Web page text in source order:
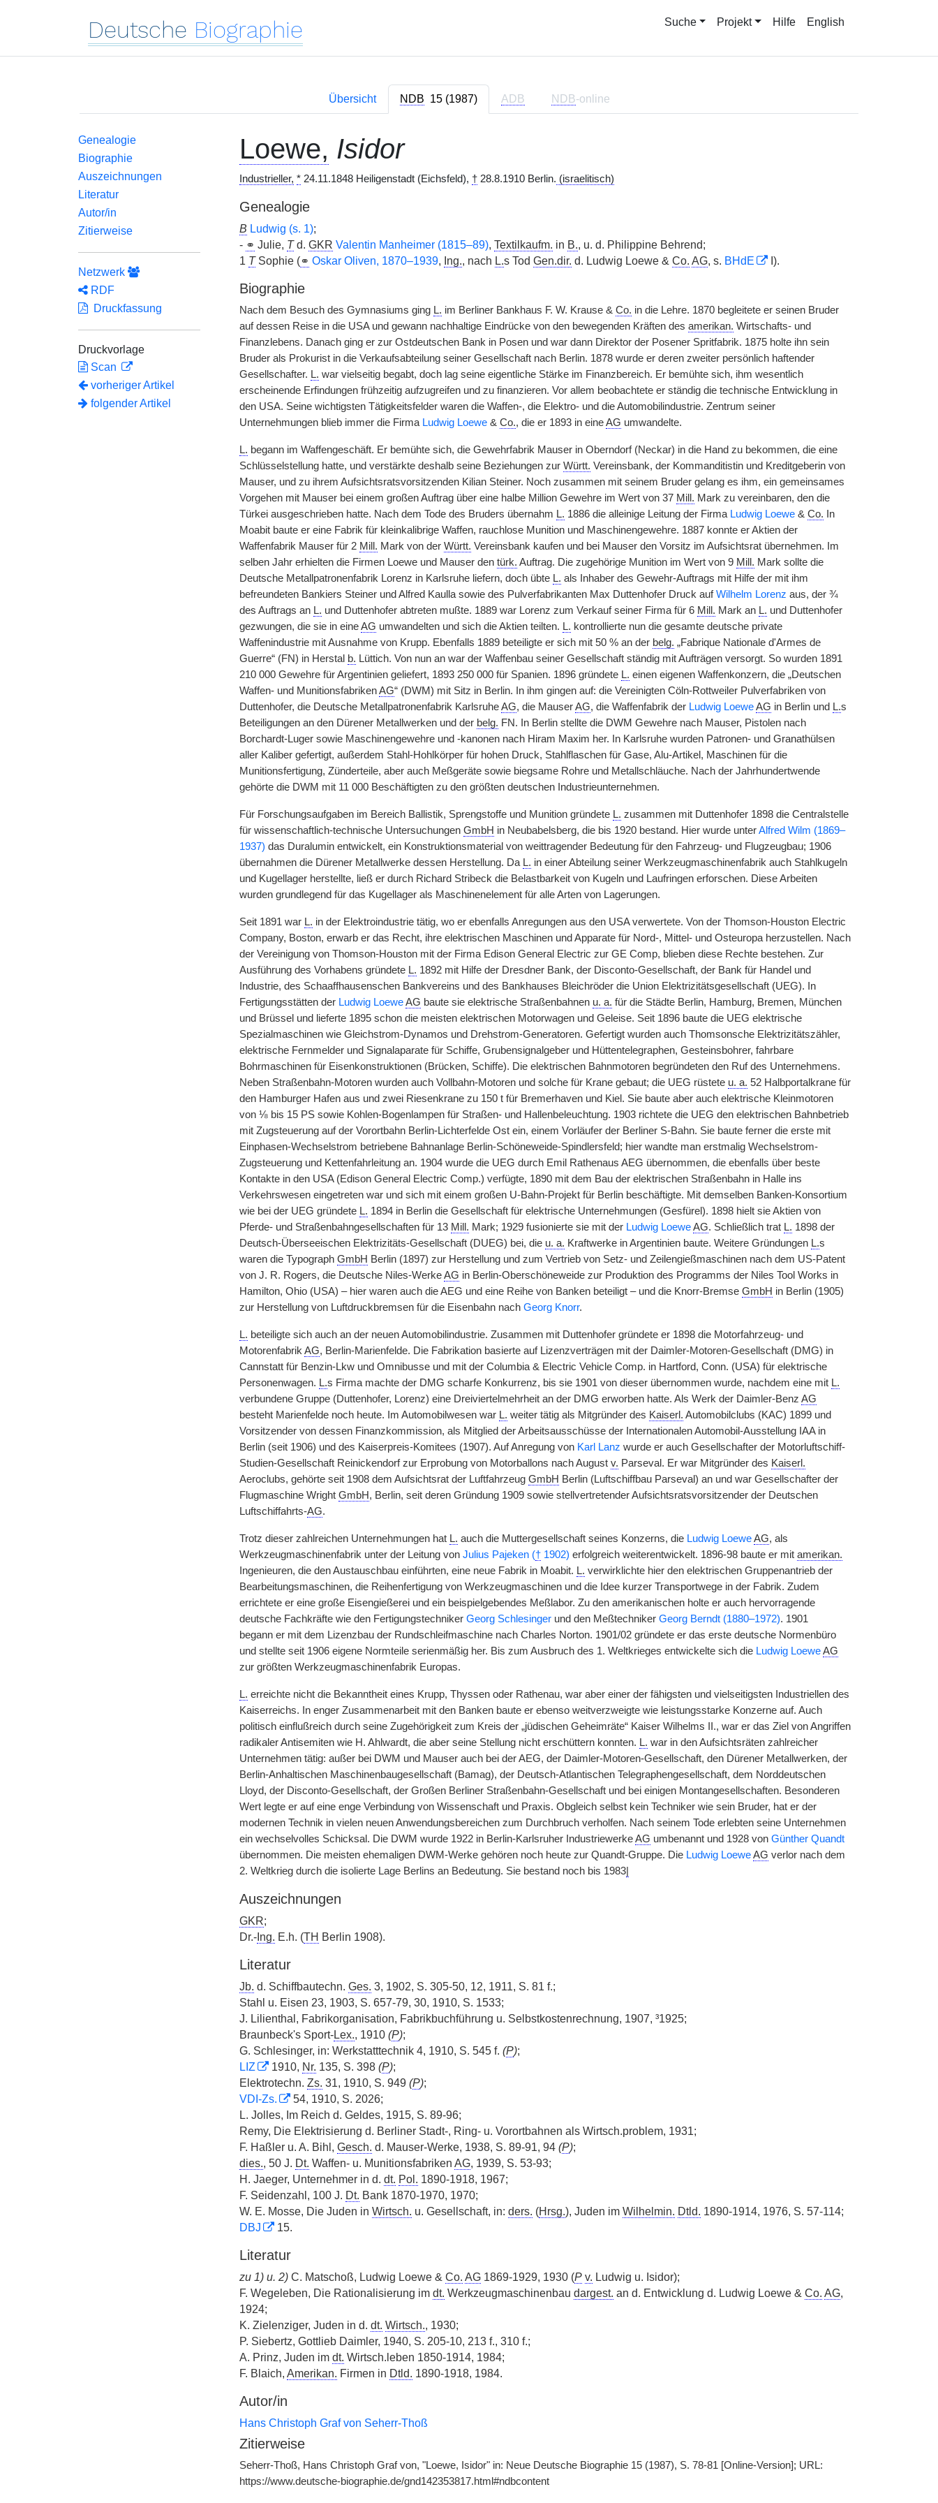
Deutsche Biographie Suche Projekt Hilfe English
Übersicht NDB 15 (1987) ADB NDB-online
Genealogie
Biographie
Auszeichnungen
Literatur
Autor/in
Zitierweise
Netzwerk
RDF
Druckfassung
Druckvorlage
Scan
vorheriger Artikel
folgender Artikel
Loewe, Isidor
Industrieller, *24.11.1848 Heiligenstadt (Eichsfeld), †28.8.1910 Berlin. (israelitisch)
Genealogie
B Ludwig (s. 1);
- ⚭ Julie, Td. GKR Valentin Manheimer (1815–89), Textilkaufm. in B., u. d. Philippine Behrend;
1 TSophie (⚭ Oskar Oliven, 1870–1939, Ing., nach L.s Tod Gen.dir. d. Ludwig Loewe & Co. AG, s. BHdE I).
Biographie
Nach dem Besuch des Gymnasiums ging L. im Berliner Bankhaus F. W. Krause & Co. in die Lehre. 1870 begleitete er seinen Bruder
auf dessen Reise in die USA und gewann nachhaltige Eindrücke von den bewegenden Kräften des amerikan. Wirtschafts- und
Finanzlebens. Danach ging er zur Ostdeutschen Bank in Posen und war dann Direktor der Posener Spritfabrik. 1875 holte ihn sein
Bruder als Prokurist in die Verkaufsabteilung seiner Gesellschaft nach Berlin. 1878 wurde er deren zweiter persönlich haftender
Gesellschafter. L. war vielseitig begabt, doch lag seine eigentliche Stärke im Finanzbereich. Er bemühte sich, ihm wesentlich
erscheinende Erfindungen frühzeitig aufzugreifen und zu finanzieren. Vor allem beobachtete er ständig die technische Entwicklung in
den USA. Seine wichtigsten Tätigkeitsfelder waren die Waffen-, die Elektro- und die Automobilindustrie. Zentrum seiner
Unternehmungen blieb immer die Firma Ludwig Loewe& Co., die er 1893 in eineAG umwandelte.
L. begann im Waffengeschäft. Er bemühte sich, die Gewehrfabrik Mauser in Oberndorf (Neckar) in die Hand zu bekommen, die eine
Schlüsselstellung hatte, und verstärkte deshalb seine Beziehungen zur Württ. Vereinsbank, der Kommanditistin und Kreditgeberin von
Mauser, und zu ihrem Aufsichtsratsvorsitzenden Kilian Steiner. Noch zusammen mit seinem Bruder gelang es ihm, ein gemeinsames
Vorgehen mit Mauser bei einem großen Auftrag über eine halbe Million Gewehre im Wert von 37 Mill. Mark zu vereinbaren, den die
Türkei ausgeschrieben hatte. Nach dem Tode des Bruders übernahm L. 1886 die alleinige Leitung der Firma Ludwig Loewe& Co. In
Moabit baute er eine Fabrik für kleinkalibrige Waffen, rauchlose Munition und Maschinengewehre. 1887 konnte er Aktien der
Waffenfabrik Mauser für 2 Mill. Mark von der Württ. Vereinsbank kaufen und bei Mauser den Vorsitz im Aufsichtsrat übernehmen. Im
selben Jahr erhielten die Firmen Loewe und Mauser den türk. Auftrag. Die zugehörige Munition im Wert von 9 Mill. Mark sollte die
Deutsche Metallpatronenfabrik Lorenz in Karlsruhe liefern, doch übte L. als Inhaber des Gewehr-Auftrags mit Hilfe der mit ihm
befreundeten Bankiers Steiner und Alfred Kaulla sowie des Pulverfabrikanten Max Duttenhofer Druck aufWilhelm Lorenz aus, der ¾
des Auftrags an L. und Duttenhofer abtreten mußte. 1889 war Lorenz zum Verkauf seiner Firma für 6 Mill. Mark an L. und Duttenhofer
gezwungen, die sie in eineAG umwandelten und sich die Aktien teilten. L. kontrollierte nun die gesamte deutsche private
Waffenindustrie mit Ausnahme von Krupp. Ebenfalls 1889 beteiligte er sich mit 50 % an der belg. „Fabrique Nationale d'Armes de
Guerre“ (FN) in Herstal b. Lüttich. Von nun an war der Waffenbau seiner Gesellschaft ständig mit Aufträgen versorgt. So wurden 1891
210 000 Gewehre für Argentinien geliefert, 1893 250 000 für Spanien. 1896 gründete L. einen eigenen Waffenkonzern, die „Deutschen
Waffen- und MunitionsfabrikenAG“ (DWM) mit Sitz in Berlin. In ihm gingen auf: die Vereinigten Cöln-Rottweiler Pulverfabriken von
Duttenhofer, die Deutsche Metallpatronenfabrik KarlsruheAG, die MauserAG, die Waffenfabrik der Ludwig Loewe AG in Berlin und L.s
Beteiligungen an den Dürener Metallwerken und der belg. FN. In Berlin stellte die DWM Gewehre nach Mauser, Pistolen nach
Borchardt-Luger sowie Maschinengewehre und -kanonen nach Hiram Maxim her. In Karlsruhe wurden Patronen- und Granathülsen
aller Kaliber gefertigt, außerdem Stahl-Hohlkörper für hohen Druck, Stahlflaschen für Gase, Alu-Artikel, Maschinen für die
Munitionsfertigung, Zünderteile, aber auch Meßgeräte sowie biegsame Rohre und Metallschläuche. Nach der Jahrhundertwende
gehörte die DWM mit 11 000 Beschäftigten zu den größten deutschen Industrieunternehmen.
Für Forschungsaufgaben im Bereich Ballistik, Sprengstoffe und Munition gründete L. zusammen mit Duttenhofer 1898 die Centralstelle
für wissenschaftlich-technische Untersuchungen GmbH in Neubabelsberg, die bis 1920 bestand. Hier wurde unterAlfred Wilm (1869–
1937) das Duralumin entwickelt, ein Konstruktionsmaterial von weittragender Bedeutung für den Fahrzeug- und Flugzeugbau; 1906
übernahmen die Dürener Metallwerke dessen Herstellung. Da L. in einer Abteilung seiner Werkzeugmaschinenfabrik auch Stahlkugeln
und Kugellager herstellte, ließ er durch Richard Stribeck die Belastbarkeit von Kugeln und Laufringen erforschen. Diese Arbeiten
wurden grundlegend für das Kugellager als Maschinenelement für alle Arten von Lagerungen.
Seit 1891 war L. in der Elektroindustrie tätig, wo er ebenfalls Anregungen aus den USA verwertete. Von der Thomson-Houston Electric
Company, Boston, erwarb er das Recht, ihre elektrischen Maschinen und Apparate für Nord-, Mittel- und Osteuropa herzustellen. Nach
der Vereinigung von Thomson-Houston mit der Firma Edison General Electric zur GE Comp, blieben diese Rechte bestehen. Zur
Ausführung des Vorhabens gründete L. 1892 mit Hilfe der Dresdner Bank, der Disconto-Gesellschaft, der Bank für Handel und
Industrie, des Schaaffhausenschen Bankvereins und des Bankhauses Bleichröder die Union Elektrizitätsgesellschaft (UEG). In
Fertigungsstätten der Ludwig Loewe AG baute sie elektrische Straßenbahnen u. a. für die Städte Berlin, Hamburg, Bremen, München
und Brüssel und lieferte 1895 schon die meisten elektrischen Motorwagen und Geleise. Seit 1896 baute die UEG elektrische
Spezialmaschinen wie Gleichstrom-Dynamos und Drehstrom-Generatoren. Gefertigt wurden auch Thomsonsche Elektrizitätszähler,
elektrische Fernmelder und Signalaparate für Schiffe, Grubensignalgeber und Hüttentelegraphen, Gesteinsbohrer, fahrbare
Bohrmaschinen für Eisenkonstruktionen (Brücken, Schiffe). Die elektrischen Bahnmotoren begründeten den Ruf des Unternehmens.
Neben Straßenbahn-Motoren wurden auch Vollbahn-Motoren und solche für Krane gebaut; die UEG rüstete u. a. 52 Halbportalkrane für
den Hamburger Hafen aus und zwei Riesenkrane zu 150 t für Bremerhaven und Kiel. Sie baute aber auch elektrische Kleinmotoren
von ⅛ bis 15 PS sowie Kohlen-Bogenlampen für Straßen- und Hallenbeleuchtung. 1903 richtete die UEG den elektrischen Bahnbetrieb
mit Zugsteuerung auf der Vorortbahn Berlin-Lichterfelde Ost ein, einem Vorläufer der Berliner S-Bahn. Sie baute ferner die erste mit
Einphasen-Wechselstrom betriebene Bahnanlage Berlin-Schöneweide-Spindlersfeld; hier wandte man erstmalig Wechselstrom-
Zugsteuerung und Kettenfahrleitung an. 1904 wurde die UEG durch Emil Rathenaus AEG übernommen, die ebenfalls über beste
Kontakte in den USA (Edison General Electric Comp.) verfügte, 1890 mit dem Bau der elektrischen Straßenbahn in Halle ins
Verkehrswesen eingetreten war und sich mit einem großen U-Bahn-Projekt für Berlin beschäftigte. Mit demselben Banken-Konsortium
wie bei der UEG gründete L. 1894 in Berlin die Gesellschaft für elektrische Unternehmungen (Gesfürel). 1898 hielt sie Aktien von
Pferde- und Straßenbahngesellschaften für 13 Mill. Mark; 1929 fusionierte sie mit der Ludwig Loewe AG. Schließlich trat L. 1898 der
Deutsch-Überseeischen Elektrizitäts-Gesellschaft (DUEG) bei, die u. a. Kraftwerke in Argentinien baute. Weitere Gründungen L.s
waren die Typograph GmbH Berlin (1897) zur Herstellung und zum Vertrieb von Setz- und Zeilengießmaschinen nach dem US-Patent
von J. R. Rogers, die Deutsche Niles-WerkeAG in Berlin-Oberschöneweide zur Produktion des Programms der Niles Tool Works in
Hamilton, Ohio (USA) – hier waren auch die AEG und eine Reihe von Banken beteiligt – und die Knorr-Bremse GmbH in Berlin (1905)
zur Herstellung von Luftdruckbremsen für die Eisenbahn nach Georg Knorr.
L. beteiligte sich auch an der neuen Automobilindustrie. Zusammen mit Duttenhofer gründete er 1898 die Motorfahrzeug- und
Motorenfabrik AG, Berlin-Marienfelde. Die Fabrikation basierte auf Lizenzverträgen mit der Daimler-Motoren-Gesellschaft (DMG) in
Cannstatt für Benzin-Lkw und Omnibusse und mit der Columbia & Electric Vehicle Comp. in Hartford, Conn. (USA) für elektrische
Personenwagen. L.s Firma machte der DMG scharfe Konkurrenz, bis sie 1901 von dieser übernommen wurde, nachdem eine mit L.
verbundene Gruppe (Duttenhofer, Lorenz) eine Dreiviertelmehrheit an der DMG erworben hatte. Als Werk der Daimler-Benz AG
besteht Marienfelde noch heute. Im Automobilwesen war L. weiter tätig als Mitgründer des Kaiserl. Automobilclubs (KAC) 1899 und
Vorsitzender von dessen Finanzkommission, als Mitglied der Arbeitsausschüsse der Internationalen Automobil-Ausstellung IAA in
Berlin (seit 1906) und des Kaiserpreis-Komitees (1907). Auf Anregung von Karl Lanz wurde er auch Gesellschafter der Motorluftschiff-
Studien-Gesellschaft Reinickendorf zur Erprobung von Motorballons nach August v. Parseval. Er war Mitgründer des Kaiserl.
Aeroclubs, gehörte seit 1908 dem Aufsichtsrat der Luftfahrzeug GmbH Berlin (Luftschiffbau Parseval) an und war Gesellschafter der
Flugmaschine Wright GmbH, Berlin, seit deren Gründung 1909 sowie stellvertretender Aufsichtsratsvorsitzender der Deutschen
Luftschiffahrts-AG.
Trotz dieser zahlreichen Unternehmungen hat L. auch die Muttergesellschaft seines Konzerns, die Ludwig Loewe AG, als
Werkzeugmaschinenfabrik unter der Leitung von Julius Pajeken (†1902) erfolgreich weiterentwickelt. 1896-98 baute er mit amerikan.
Ingenieuren, die den Austauschbau einführten, eine neue Fabrik in Moabit. L. verwirklichte hier den elektrischen Gruppenantrieb der
Bearbeitungsmaschinen, die Reihenfertigung von Werkzeugmaschinen und die Idee kurzer Transportwege in der Fabrik. Zudem
errichtete er eine große Eisengießerei und ein beispielgebendes Meßlabor. Zu den amerikanischen holte er auch hervorragende
deutsche Fachkräfte wie den Fertigungstechniker Georg Schlesingerund den Meßtechniker Georg Berndt (1880–1972). 1901
begann| er mit dem Lizenzbau der Rundschleifmaschine nach Charles Norton. 1901/02 gründete er das erste deutsche Normenbüro
und stellte seit 1906 eigene Normteile serienmäßig her. Bis zum Ausbruch des 1. Weltkrieges entwickelte sich die Ludwig Loewe AG
zur größten Werkzeugmaschinenfabrik Europas.
L. erreichte nicht die Bekanntheit eines Krupp, Thyssen oder Rathenau, war aber einer der fähigsten und vielseitigsten Industriellen des
Kaiserreichs. In enger Zusammenarbeit mit den Banken baute er ebenso weitverzweigte wie leistungsstarke Konzerne auf. Auch
politisch einflußreich durch seine Zugehörigkeit zum Kreis der „jüdischen Geheimräte“ Kaiser Wilhelms II., war er das Ziel von Angriffen
radikaler Antisemiten wie H. Ahlwardt, die aber seine Stellung nicht erschüttern konnten. L. war in den Aufsichtsräten zahlreicher
Unternehmen tätig: außer bei DWM und Mauser auch bei der AEG, der Daimler-Motoren-Gesellschaft, den Dürener Metallwerken, der
Berlin-Anhaltischen Maschinenbaugesellschaft (Bamag), der Deutsch-Atlantischen Telegraphengesellschaft, dem Norddeutschen
Lloyd, der Disconto-Gesellschaft, der Großen Berliner Straßenbahn-Gesellschaft und bei einigen Montangesellschaften. Besonderen
Wert legte er auf eine enge Verbindung von Wissenschaft und Praxis. Obgleich selbst kein Techniker wie sein Bruder, hat er der
modernen Technik in vielen neuen Anwendungsbereichen zum Durchbruch verholfen. Nach seinem Tode erlebten seine Unternehmen
ein wechselvolles Schicksal. Die DWM wurde 1922 in Berlin-Karlsruher IndustriewerkeAG umbenannt und 1928 von Günther Quandt
übernommen. Die meisten ehemaligen DWM-Werke gehören noch heute zur Quandt-Gruppe. Die Ludwig Loewe AG verlor nach dem
2. Weltkrieg durch die isolierte Lage Berlins an Bedeutung. Sie bestand noch bis 1983|
Auszeichnungen
GKR;
Dr.-Ing. E.h. (TH Berlin 1908).
Literatur
Jb. d. Schiffbautechn. Ges. 3, 1902, S. 305-50, 12, 1911, S. 81 f.;
Stahl u. Eisen 23, 1903, S. 657-79, 30, 1910, S. 1533;
J. Lilienthal, Fabrikorganisation, Fabrikbuchführung u. Selbstkostenrechnung, 1907, ³1925;
Braunbeck's Sport-Lex., 1910 (P);
G. Schlesinger, in: Werkstatttechnik 4, 1910, S. 545 f. (P);
LIZ
1910, Nr. 135, S. 398 (P);
Elektrotechn. Zs. 31, 1910, S. 949 (P);
VDI-Zs.
54, 1910, S. 2026;
L. Jolles, Im Reich d. Geldes, 1915, S. 89-96;
Remy, Die Elektrisierung d. Berliner Stadt-, Ring- u. Vorortbahnen als Wirtsch.problem, 1931;
F. Haßler u. A. Bihl, Gesch. d. Mauser-Werke, 1938, S. 89-91, 94 (P);
dies., 50 J. Dt. Waffen- u. Munitionsfabriken AG, 1939, S. 53-93;
H. Jaeger, Unternehmer in d. dt. Pol. 1890-1918, 1967;
F. Seidenzahl, 100 J. Dt. Bank 1870-1970, 1970;
W. E. Mosse, Die Juden in Wirtsch. u. Gesellschaft, in: ders. (Hrsg.), Juden im Wilhelmin. Dtld. 1890-1914, 1976, S. 57-114;
DBJ
15.
Literatur
zu 1) u. 2)C. Matschoß, Ludwig Loewe & Co. AG1869-1929, 1930 (P v. Ludwig u. Isidor);
F. Wegeleben, Die Rationalisierung im dt. Werkzeugmaschinenbau dargest. an d. Entwicklung d. Ludwig Loewe & Co. AG,
1924;
K. Zielenziger, Juden in d. dt. Wirtsch., 1930;
P. Siebertz, Gottlieb Daimler, 1940, S. 205-10, 213 f., 310 f.;
A. Prinz, Juden im dt. Wirtsch.leben 1850-1914, 1984;
F. Blaich, Amerikan. Firmen in Dtld. 1890-1918, 1984.
Autor/in
Hans Christoph Graf von Seherr-Thoß
Zitierweise
Seherr-Thoß, Hans Christoph Graf von, "Loewe, Isidor" in: Neue Deutsche Biographie 15 (1987), S. 78-81 [Online-Version]; URL:
https://www.deutsche-biographie.de/gnd142353817.html#ndbcontent